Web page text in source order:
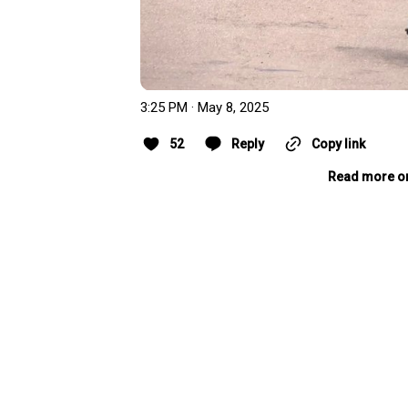
3:25 PM · May 8, 2025
52 Reply Copy link
Read more